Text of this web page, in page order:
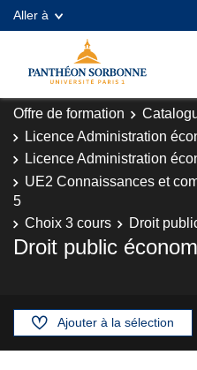
Aller à
Offre de formation
Licence Administration
Licence Administration
UE2 Connaissances et
5
Choix 3 cours
Droit
Droit public
Ajouter à la sélection